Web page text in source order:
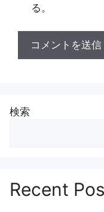
る。
検索
Recent